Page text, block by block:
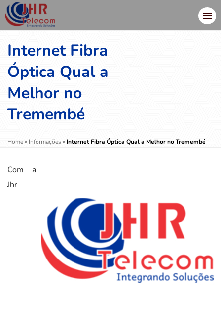
Internet Fibra
Óptica Qual a
Melhor no
Tremembé
Home» Informações» Internet Fibra Óptica Qual a Melhor no Tremembé
Com a
Jhr